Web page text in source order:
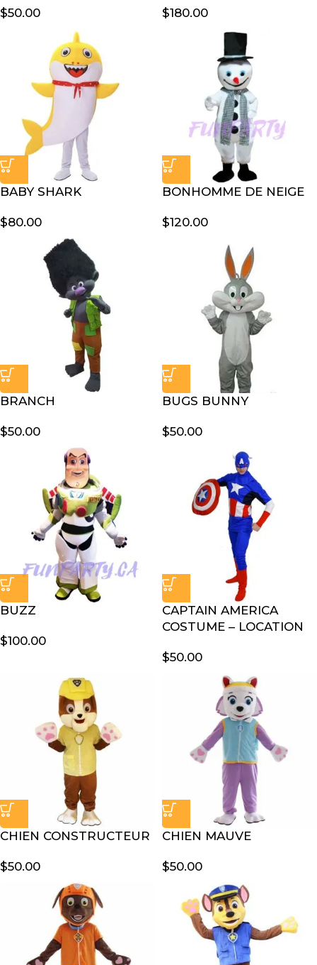
$50.00 $180.00
BABY SHARK
$80.00
BONHOMME DE NEIGE
$120.00
BRANCH
$50.00
BUGS BUNNY
$50.00
BUZZ
$100.00
CAPTAIN AMERICA
COSTUME – LOCATION
$50.00
CHIEN CONSTRUCTEUR
$50.00
CHIEN MAUVE
$50.00